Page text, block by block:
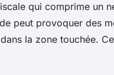
qui comprime un
peut provoquer des
la zone touchée.